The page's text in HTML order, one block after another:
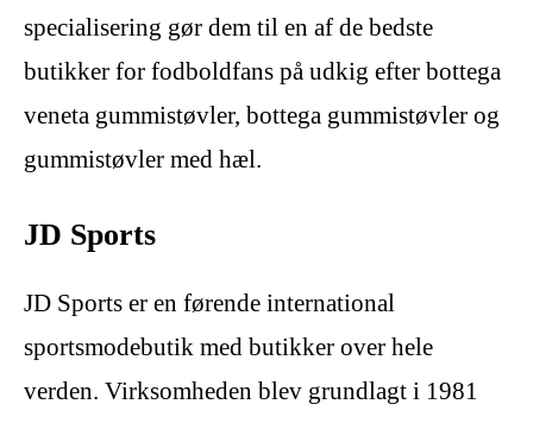
specialisering gør dem til en af de bedste
butikker for fodboldfans på udkig efter bottega
veneta gummistøvler, bottega gummistøvler og
gummistøvler med hæl.
JD Sports
JD Sports er en førende international
sportsmodebutik med butikker over hele
verden. Virksomheden blev grundlagt i 1981